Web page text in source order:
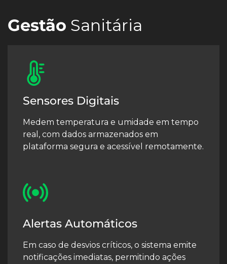
Gestão Sanitária
Sensores Digitais
Medem temperatura e umidade em tempo
real, com dados armazenados em
plataforma segura e acessível remotamente.
Alertas Automáticos
Em caso de desvios críticos, o sistema emite
notificações imediatas, permitindo ações